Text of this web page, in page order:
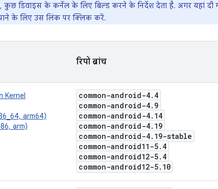
कुछ डिवाइस के कर्नेल के लिए बिल्ड करने के निर्देश देता है. अगर यहां
के लिए उस लिंक पर क्लिक करें.
रिपो ब्रांच
Kernel
arm64)
arm)
common-android-4. 4
common-android-4. 9
common-android-4. 14
common-android-4. 19
common-android-4. 19-stable
common-android11-5. 4
common-android12-5. 4
common-android12-5. 10